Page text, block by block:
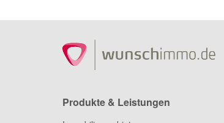
Produkte & Leistungen